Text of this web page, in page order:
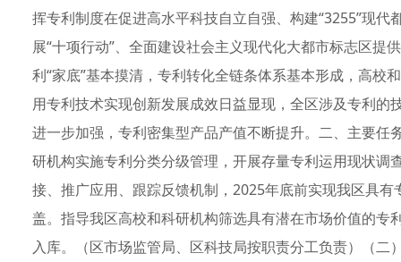
挥专利制度在促进高水平科技自立自强、构建“3255”现
展“十项行动”、全面建设社会主义现代化大都市标志区
利“家底”基本摸清，专利转化全链条体系基本形成，高校
用专利技术实现创新发展成效日益显现，全区涉及专利
进一步加强，专利密集型产品产值不断提升。二、主要
研机构实施专利分类分级管理，开展存量专利运用现状
接、推广应用、跟踪反馈机制，2025年底前实现我区具
盖。指导我区高校和科研机构筛选具有潜在市场价值的
入库。（区市场监管局、区科技局按职责分工负责）（